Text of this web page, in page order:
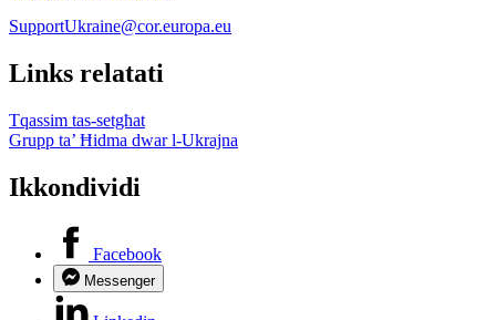
SupportUkraine@cor.europa.eu
Links relatati
Tqassim tas-setgħat
Grupp ta’ Ħidma dwar l-Ukrajna
Ikkondividi
Facebook
Messenger